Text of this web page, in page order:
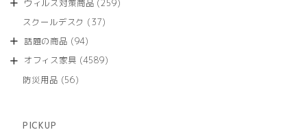
ウィルス対策商品 259
スクールデスク 3737
商
話題の商品 9494
の
オフィス家具 45894589
防災用品 5656
PICKUP